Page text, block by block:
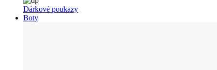
Dárkové poukazy
Boty